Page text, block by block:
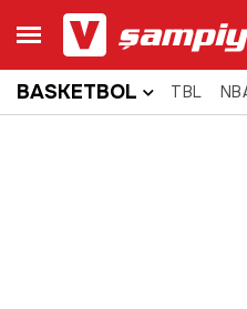
BASKETBOL TBL